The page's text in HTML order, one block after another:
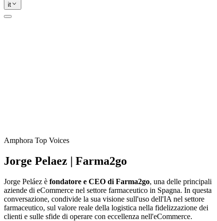
it
Amphora Top Voices
Jorge Pelaez | Farma2go
Jorge Peláez è fondatore e CEO di Farma2go, una delle principali
aziende di eCommerce nel settore farmaceutico in Spagna. In questa
conversazione, condivide la sua visione sull'uso dell'IA nel settore
farmaceutico, sul valore reale della logistica nella fidelizzazione dei
clienti e sulle sfide di operare con eccellenza nell'eCommerce.